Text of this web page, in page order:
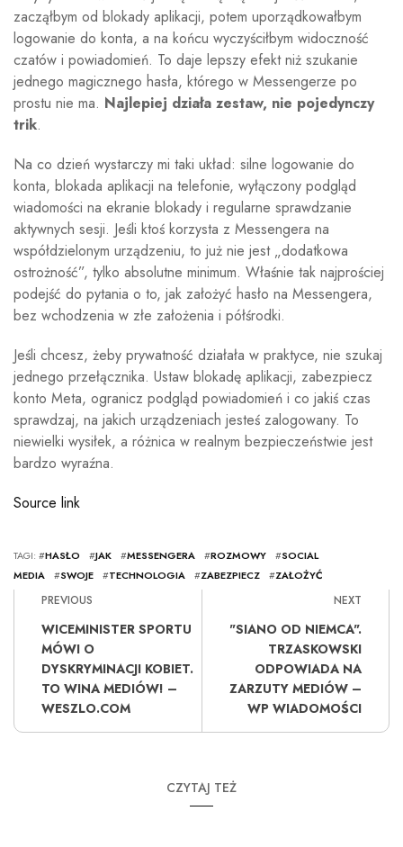
zacząłbym od blokady aplikacji, potem uporządkowałbym
logowanie do konta, a na końcu wyczyściłbym widoczność
czatów i powiadomień. To daje lepszy efekt niż szukanie
jednego magicznego hasła, którego w Messengerze po
prostu nie ma. Najlepiej działa zestaw, nie pojedynczy
trik.
Na co dzień wystarczy mi taki układ: silne logowanie do
konta, blokada aplikacji na telefonie, wyłączony podgląd
wiadomości na ekranie blokady i regularne sprawdzanie
aktywnych sesji. Jeśli ktoś korzysta z Messengera na
współdzielonym urządzeniu, to już nie jest „dodatkowa
ostrożność”, tylko absolutne minimum. Właśnie tak najprościej
podejść do pytania o to, jak założyć hasło na Messengera,
bez wchodzenia w złe założenia i półśrodki.
Jeśli chcesz, żeby prywatność działała w praktyce, nie szukaj
jednego przełącznika. Ustaw blokadę aplikacji, zabezpiecz
konto Meta, ogranicz podgląd powiadomień i co jakiś czas
sprawdzaj, na jakich urządzeniach jesteś zalogowany. To
niewielki wysiłek, a różnica w realnym bezpieczeństwie jest
bardzo wyraźna.
Source link
TAGI: #HASŁO #JAK #MESSENGERA #ROZMOWY #SOCIAL
MEDIA
#SWOJE #TECHNOLOGIA #ZABEZPIECZ #ZAŁOŻYĆ
PREVIOUS
WICEMINISTER SPORTU
MÓWI O
DYSKRYMINACJI KOBIET.
TO WINA MEDIÓW! –
WESZLO.COM
NEXT
"SIANO OD NIEMCA".
TRZASKOWSKI
ODPOWIADA NA
ZARZUTY MEDIÓW –
WP WIADOMOŚCI
CZYTAJ TEŻ